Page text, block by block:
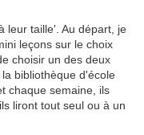
leur taille'. Au départ, je
leçons sur le choix
choisir un des deux
bibliothèque d'école
chaque semaine, ils
liront tout seul ou à un